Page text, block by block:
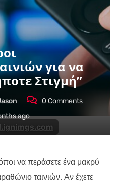
για να
Στιγμή”
0 Comments
ago
να περάσετε ένα μακρύ
ταινιών. Αν έχετε